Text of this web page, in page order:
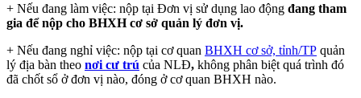
+ Nếu đang làm việc: nộp tại Đơn vị sử dụng lao động đang tham
gia để nộp cho BHXH cơ sở quản lý đơn vị.
+ Nếu đang nghỉ việc: nộp tại cơ quan BHXH cơ sở, tỉnh/TP quản
lý địa bàn theo nơi cư trú của NLĐ, không phân biệt quá trình đó
đã chốt sổ ở đơn vị nào, đóng ở cơ quan BHXH nào.